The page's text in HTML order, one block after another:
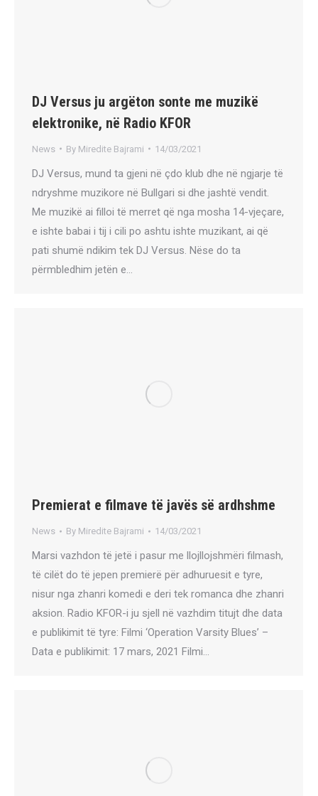
DJ Versus ju argëton sonte me muzikë
elektronike, në Radio KFOR
News By Miredite Bajrami 14/03/2021
DJ Versus, mund ta gjeni në çdo klub dhe në ngjarje të
ndryshme muzikore në Bullgari si dhe jashtë vendit.
Me muzikë ai filloi të merret që nga mosha 14-vjeçare,
e ishte babai i tij i cili po ashtu ishte muzikant, ai që
pati shumë ndikim tek DJ Versus. Nëse do ta
përmbledhim jetën e…
Premierat e filmave të javës së ardhshme
News By Miredite Bajrami 14/03/2021
Marsi vazhdon të jetë i pasur me llojllojshmëri filmash,
të cilët do të jepen premierë për adhuruesit e tyre,
nisur nga zhanri komedi e deri tek romanca dhe zhanri
aksion. Radio KFOR-i ju sjell në vazhdim titujt dhe data
e publikimit të tyre: Filmi ‘Operation Varsity Blues’ –
Data e publikimit: 17 mars, 2021 Filmi…